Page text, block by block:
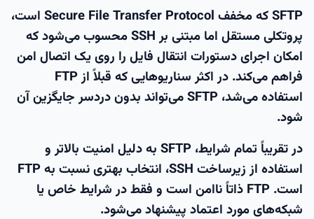
SFTP که مخفف Secure File Transfer Protocol است،
پروتکلی مستقل اما مبتنی بر SSH محسوب می‌شود که
امکان اجرای دستورات انتقال فایل را روی یک اتصال امن
فراهم می‌کند. در اکثر سناریوهایی که قبلاً از FTP
استفاده می‌شد، SFTP می‌تواند بدون دردسر جایگزین آن
شود.
در تقریباً تمام شرایط، SFTP به دلیل امنیت بالاتر و
استفاده از زیرساخت SSH، انتخاب بهتری نسبت به FTP
است. FTP ذاتاً ناامن است و فقط در شرایط خاص یا
شبکه‌های مورد اعتماد پیشنهاد می‌شود.